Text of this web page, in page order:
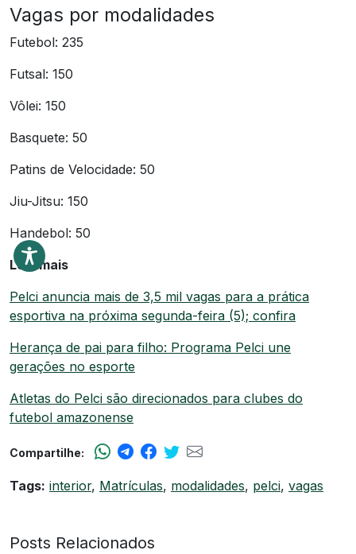
Vagas por modalidades
Futebol: 235
Futsal: 150
Vôlei: 150
Basquete: 50
Patins de Velocidade: 50
Jiu-Jitsu: 150
Handebol: 50
Leia mais
Pelci anuncia mais de 3,5 mil vagas para a prática
esportiva na próxima segunda-feira (5); confira
Herança de pai para filho: Programa Pelci une
gerações no esporte
Atletas do Pelci são direcionados para clubes do
futebol amazonense
Compartilhe:
Tags: interior, Matrículas, modalidades, pelci, vagas
Posts Relacionados